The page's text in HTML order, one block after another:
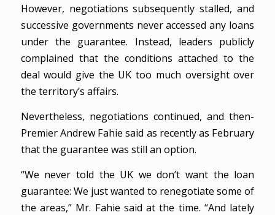
However, negotiations subsequently stalled, and
successive governments never accessed any loans
under the guarantee. Instead, leaders publicly
complained that the conditions attached to the
deal would give the UK too much oversight over
the territory’s affairs.
Nevertheless, negotiations continued, and then-
Premier Andrew Fahie said as recently as February
that the guarantee was still an option.
“We never told the UK we don’t want the loan
guarantee: We just wanted to renegotiate some of
the areas,” Mr. Fahie said at the time. “And lately